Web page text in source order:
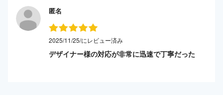
匿名
2025/11/25/にレビュー済み
デザイナー様の対応が非常に迅速で丁寧だった